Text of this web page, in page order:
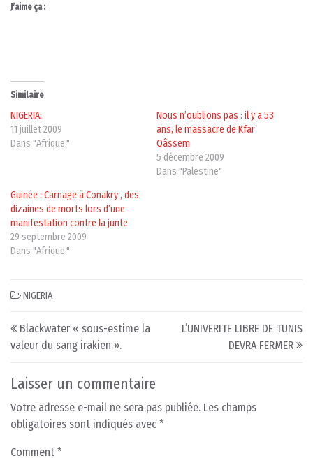
J’aime ça :
Similaire
NIGERIA:
11 juillet 2009
Dans "Afrique."
Nous n’oublions pas : il y a 53
ans, le massacre de Kfar
Qâssem
5 décembre 2009
Dans "Palestine"
Guinée : Carnage à Conakry , des
dizaines de morts lors d’une
manifestation contre la junte
29 septembre 2009
Dans "Afrique."
NIGERIA
Post navigation
Blackwater « sous-estime la
valeur du sang irakien ».
L’UNIVERITE LIBRE DE TUNIS
DEVRA FERMER
Laisser un commentaire
Votre adresse e-mail ne sera pas publiée. Les champs
obligatoires sont indiqués avec *
Comment *